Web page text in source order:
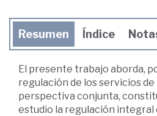
Resumen Índice
El presente trabajo aborda,
regulación de los servicios de
perspectiva conjunta,
estudio la regulación integral